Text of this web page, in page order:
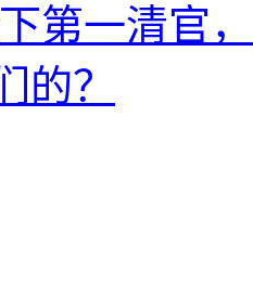
第一清官
的？